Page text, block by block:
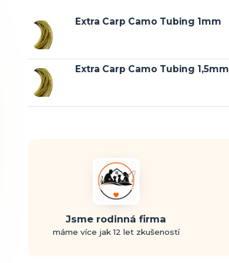
Extra Carp Camo Tubing 1mm
Extra Carp Camo Tubing 1,5mm
Jsme rodinná firma
máme více jak 12 let zkušeností